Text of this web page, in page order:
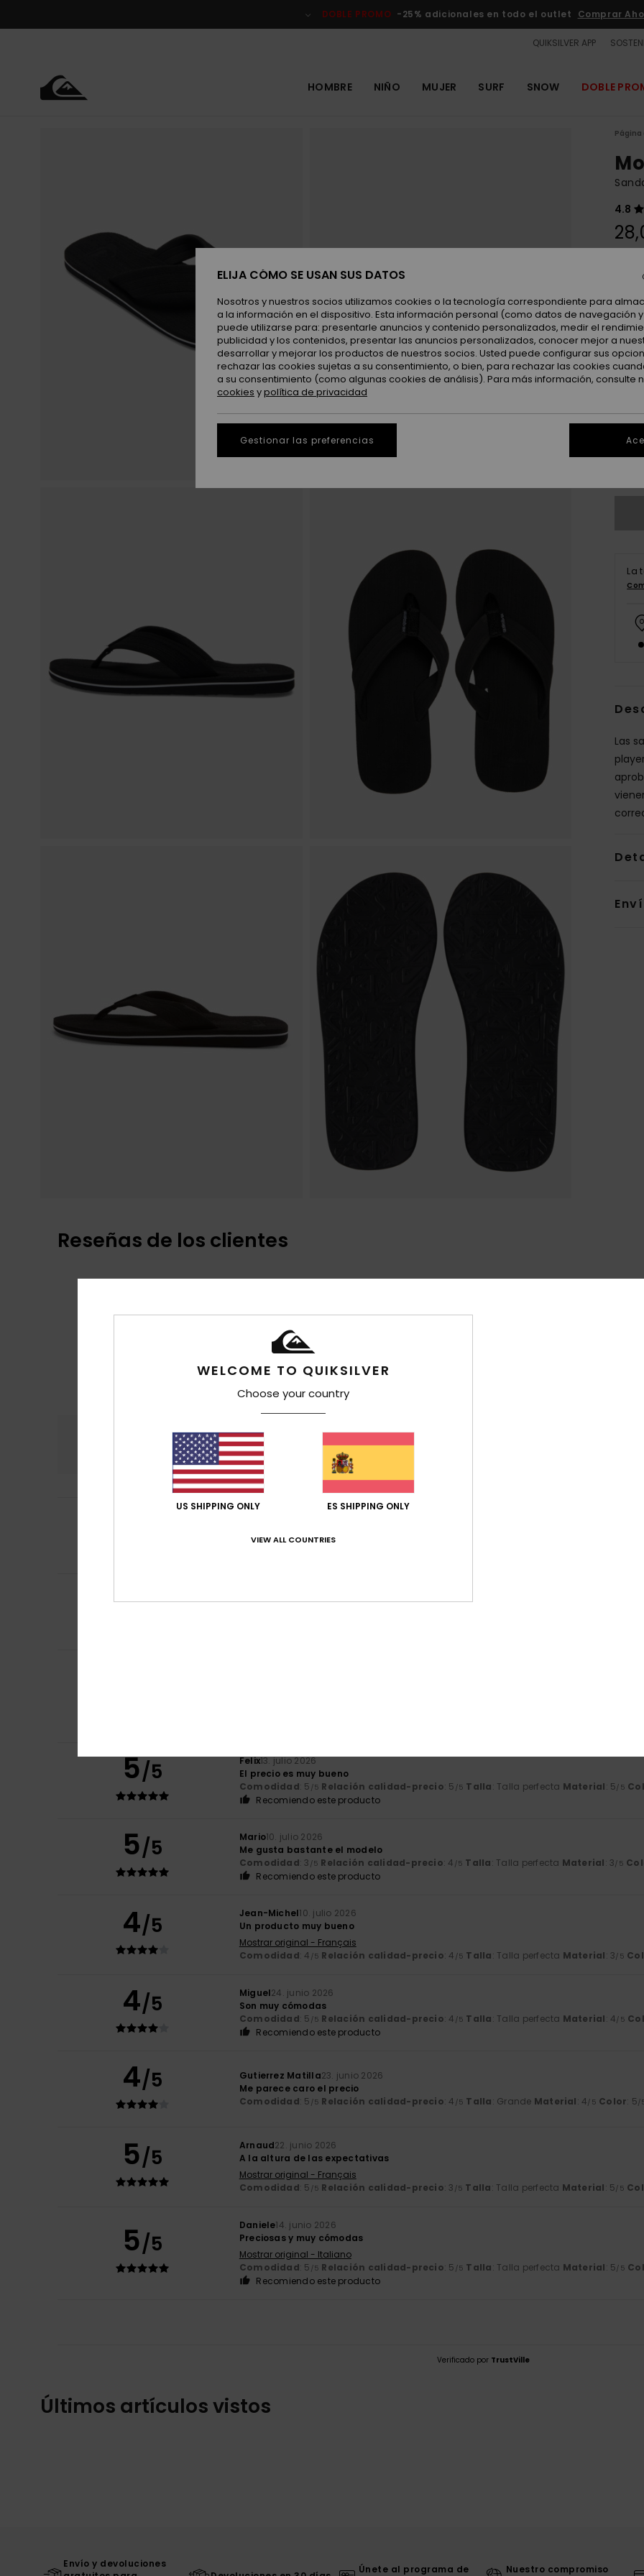
del
DOBLE PROMO -25% adicionales en todo el outlet Comprar
QUIKSILVER APP
HOMBRE NIÑO MUJER SURF SNOW DOBLE
Página
4.8
La
Las
Reseñas de los clientes
4.8
Comodidad
4.8
Relación calidad-precio
4.5
Comodidad: 5/5 Relación calidad-precio
5/5
Era lo que buscaba
5/5 Felix13. julio 2026
El precio es muy bueno
Comodidad: 5 /5 Relación calidad-precio: 5 /5 Talla: Talla perfecta Material: 5 /5
Recomiendo este producto
5/5 Mario10. julio 2026
Me gusta bastante el modelo
Comodidad: 3 /5 Relación calidad-precio: 4 /5 Talla: Talla perfecta Material: 3 /5
Recomiendo este producto
4/5 Jean-Michel10. julio 2026
Un producto muy bueno
Mostrar original - Français
Comodidad: 4 /5 Relación calidad-precio: 4 /5 Talla: Talla perfecta Material: 3 /5
4/5 Miguel24. junio 2026
Son muy cómodas
Comodidad: 5 /5 Relación calidad-precio: 4 /5 Talla: Talla perfecta Material: 4 /5
Recomiendo este producto
4/5 Gutierrez Matilla23. junio 2026
Me parece caro el precio
Comodidad: 5 /5 Relación calidad-precio: 4 /5 Talla: Grande Material: 4 /5 Color: 5 /
5/5 Arnaud22. junio 2026
A la altura de las expectativas
Mostrar original - Français
Comodidad: 5 /5 Relación calidad-precio: 3 /5 Talla: Talla perfecta Material: 5 /5
5/5
Daniele14. junio 2026
Preciosas y muy cómodas
Mostrar original - Italiano
Comodidad: 5 /5 Relación calidad-precio: 5 /5 Talla: Talla perfecta Material: 5 /5
Recomiendo este producto
Verificado por TrustVille
Últimos artículos vistos
Envío y devoluciones
Únete al programa de
Nuestro compromiso
WELCOME TO QUIKSILVER
Choose your country
US SHIPPING ONLY ES SHIPPING ONLY
VIEW ALL COUNTRIES
ELIJA CÓMO SE USAN SUS DATOS
Nosotros y nuestros socios utilizamos cookies o la tecnología correspondiente para
a la información en el dispositivo. Esta información personal (como datos de navegación
puede utilizarse para: presentarle anuncios y contenido personalizados, medir el
publicidad y los contenidos, presentar las anuncios personalizados, conocer mejor a
desarrollar y mejorar los productos de nuestros socios. Usted puede configurar sus
rechazar las cookies sujetas a su consentimiento, o bien, para rechazar las cookies
a su consentimiento (como algunas cookies de análisis). Para más información, consulte
cookies ypolítica de privacidad
Gestionar las preferencias